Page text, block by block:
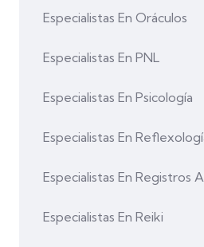
Especialistas En Oráculos
Especialistas En PNL
Especialistas En Psicología
Especialistas En
Especialistas En Registros
Especialistas En Reiki